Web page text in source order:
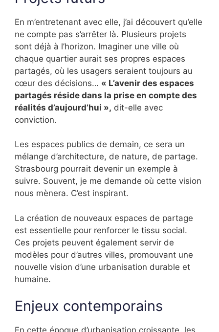
En m’entretenant avec elle, j’ai découvert qu’elle
ne compte pas s’arrêter là. Plusieurs projets
sont déjà à l’horizon. Imaginer une ville où
chaque quartier aurait ses propres espaces
partagés, où les usagers seraient toujours au
cœur des décisions… « L’avenir des espaces
partagés réside dans la prise en compte des
réalités d’aujourd’hui », dit-elle avec
conviction.
Les espaces publics de demain, ce sera un
mélange d’architecture, de nature, de partage.
Strasbourg pourrait devenir un exemple à
suivre. Souvent, je me demande où cette vision
nous mènera. C’est inspirant.
La création de nouveaux espaces de partage
est essentielle pour renforcer le tissu social.
Ces projets peuvent également servir de
modèles pour d’autres villes, promouvant une
nouvelle vision d’une urbanisation durable et
humaine.
Enjeux contemporains